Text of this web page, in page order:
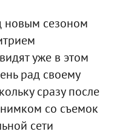
новым сезоном
уже в этом
рад своему
сразу после
со съемок
сети